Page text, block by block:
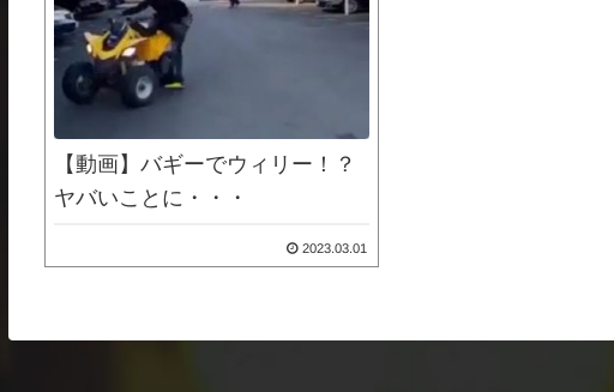
【動画】バギーでウィリー！？
ヤバいことに・・・
2023.03.01